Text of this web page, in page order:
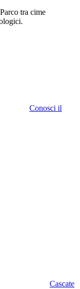
tra cime
Conosci il
Cascate